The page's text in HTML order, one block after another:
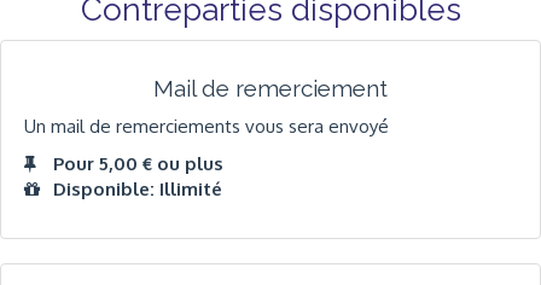
Contreparties disponibles
Mail de remerciement
Un mail de remerciements vous sera envoyé
Pour 5,00 € ou plus
Disponible: Illimité